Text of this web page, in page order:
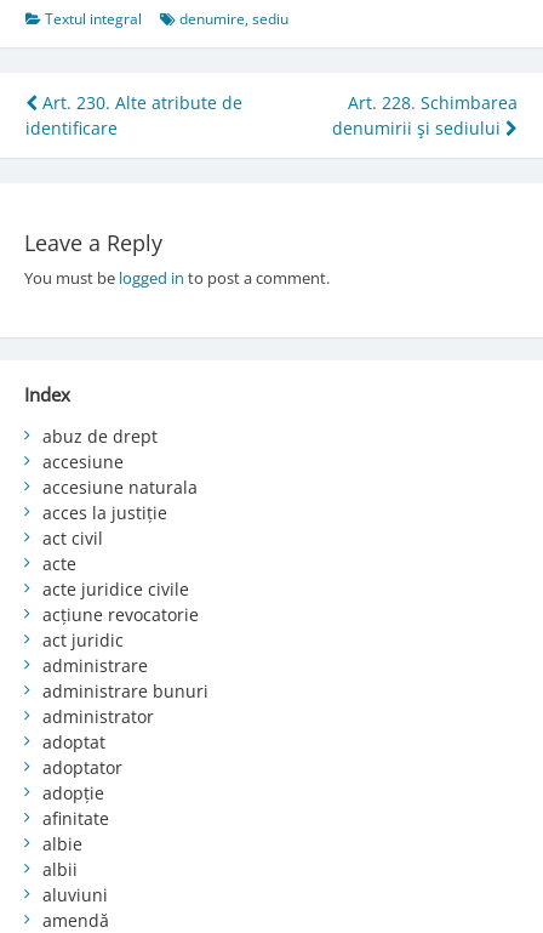
Textul integral denumire,sediu
Post
navigation
Art. 230. Alte atribute de
identificare
Art. 228. Schimbarea
denumirii şi sediului
Leave a Reply
You must be logged in to post a comment.
Index
abuz de drept
accesiune
accesiune naturala
acces la justiție
act civil
acte
acte juridice civile
acțiune revocatorie
act juridic
administrare
administrare bunuri
administrator
adoptat
adoptator
adopție
afinitate
albie
albii
aluviuni
amendă